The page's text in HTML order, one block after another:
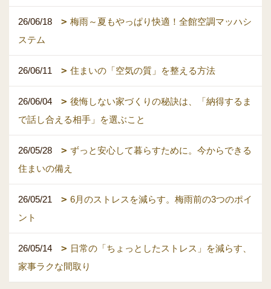
26/06/18
梅雨～夏もやっぱり快適！全館空調マッハシ
ステム
26/06/11 住まいの「空気の質」を整える方法
26/06/04
後悔しない家づくりの秘訣は、「納得するま
で話し合える相手」を選ぶこと
26/05/28
ずっと安心して暮らすために。今からできる
住まいの備え
26/05/21
6月のストレスを減らす。梅雨前の3つのポイ
ント
26/05/14
日常の「ちょっとしたストレス」を減らす、
家事ラクな間取り